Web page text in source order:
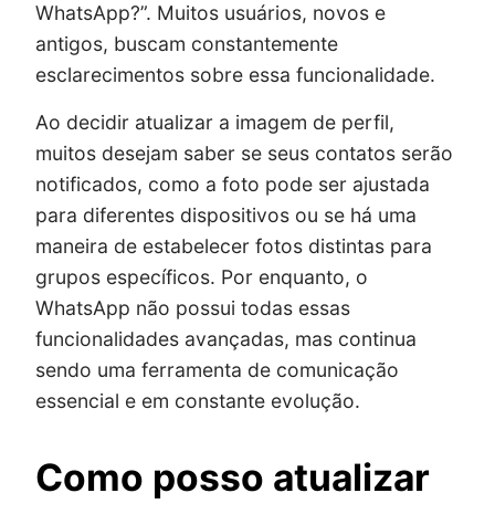
WhatsApp?”. Muitos usuários, novos e
antigos, buscam constantemente
esclarecimentos sobre essa funcionalidade.
Ao decidir atualizar a imagem de perfil,
muitos desejam saber se seus contatos serão
notificados, como a foto pode ser ajustada
para diferentes dispositivos ou se há uma
maneira de estabelecer fotos distintas para
grupos específicos. Por enquanto, o
WhatsApp não possui todas essas
funcionalidades avançadas, mas continua
sendo uma ferramenta de comunicação
essencial e em constante evolução.
Como posso atualizar